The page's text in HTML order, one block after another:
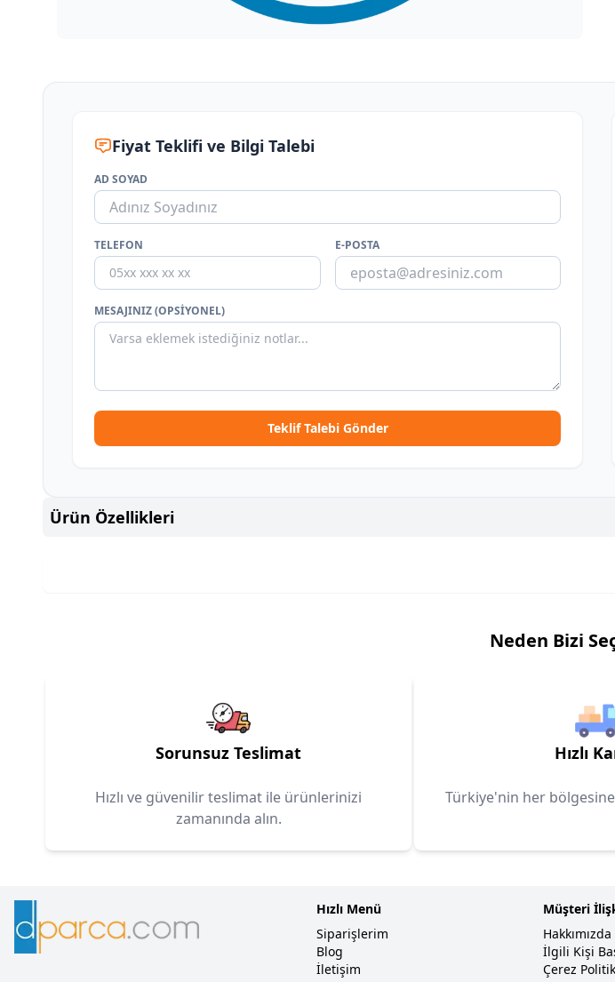
Fiyat Teklifi ve Bilgi Talebi
AD SOYAD
TELEFON E-POSTA
MESAJINIZ (OPSIYONEL)
Teklif Talebi Gönder
Ürün Özellikleri
Neden Bizi
Sorunsuz Teslimat
Hızlı ve güvenilir teslimat ile ürünlerinizi
zamanında alın.
Hızlı
Türkiye'nin her bölgesine
Hızlı Menü
Siparişlerim
Blog
İletişim
Müşteri
Hakkımızda
İlgili Kişi
Çerez